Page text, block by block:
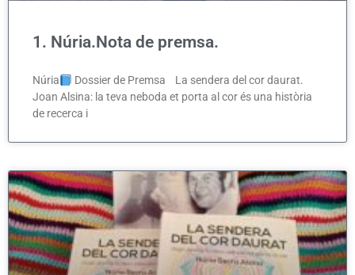
1. Núria.Nota de premsa.
Núria
Dossier de Premsa La sendera del cor daurat.
Joan Alsina: la teva neboda et porta al cor és una història
de recerca i